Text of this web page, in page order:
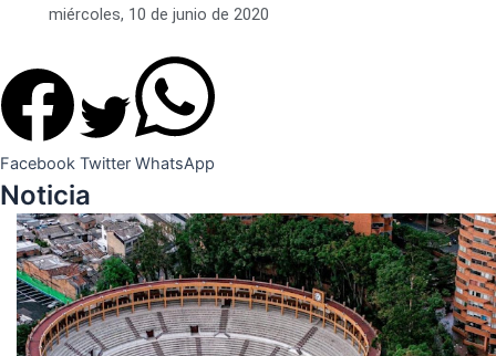
miércoles, 10 de junio de 2020
Facebook Twitter WhatsApp
Noticia